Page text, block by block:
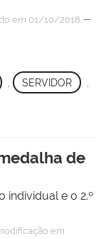
em 01/10/2018 —
SERVIDOR
de
individual e o 2.º
em